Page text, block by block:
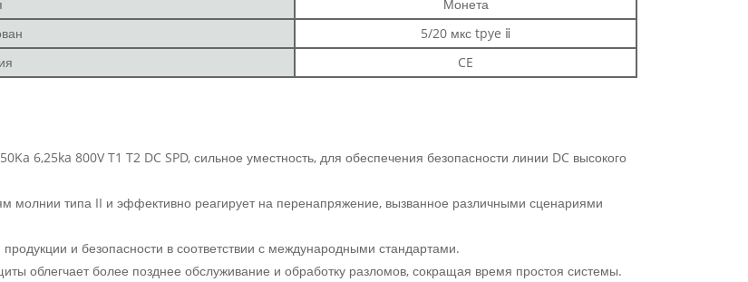
Монета
5/20 мкс tpye ⅱ
CE
6,25ka 800V T1 T2 DC SPD, сильное уместность, для обеспечения безопасности линии DC высокого
молнии типа II и эффективно реагирует на перенапряжение, вызванное различными сценариями
и безопасности в соответствии с международными стандартами.
облегчает более позднее обслуживание и обработку разломов, сокращая время простоя системы.